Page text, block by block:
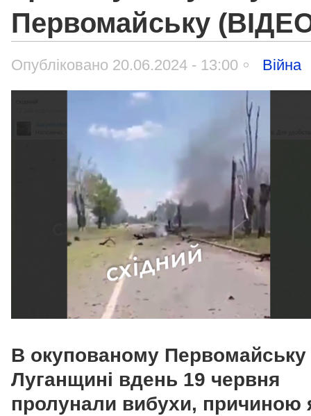
Первомайську
Опубліковано 20.06.2024 - 13:00 Війна
В окупованому Первомайську
Луганщині вдень 19 червня
пролунали вибухи, причиною